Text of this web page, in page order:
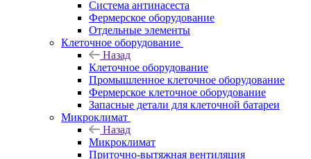
Система антинасеста
Фермерское оборудование
Отдельные элементы
Клеточное оборудование
Назад
Клеточное оборудование
Промышленное клеточное оборудование
Фермерское клеточное оборудование
Запасные детали для клеточной батареи
Микроклимат
Назад
Микроклимат
Приточно-вытяжная вентиляция